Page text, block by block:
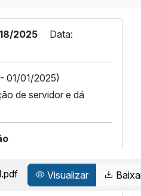
2025
Data:
01/01/2025)
de servidor e dá
Visualizar